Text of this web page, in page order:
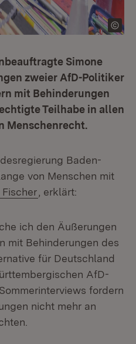
Simone
zweier AfD-Politiker
mit Behinderungen
Teilhabe in allen
Menschenrecht.
Baden-
von Menschen mit
Fischer , erklärt:
ich den Äußerungen
mit Behinderungen des
für Deutschland
AfD-
fordern
nicht mehr an